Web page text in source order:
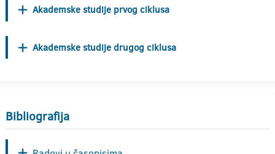
Akademske studije prvog ciklusa
Akademske studije drugog ciklusa
Bibliografija